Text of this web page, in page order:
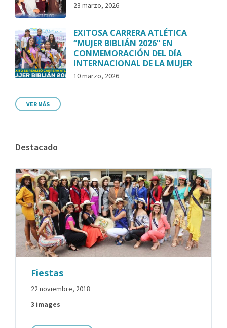
23 marzo, 2026
EXITOSA CARRERA ATLÉTICA
“MUJER BIBLIÁN 2026” EN
CONMEMORACIÓN DEL DÍA
INTERNACIONAL DE LA MUJER
10 marzo, 2026
VER MÁS
Destacado
Fiestas
22 noviembre, 2018
3 images